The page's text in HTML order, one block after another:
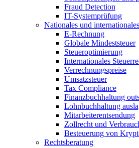
Fraud Detection
IT-Systemprüfung
Nationales und
E-Rechnung
Globale Mindeststeuer
Steueroptimierung
Internationales
Verrechnungspreise
Umsatzsteuer
Tax Compliance
Finanzbuchhaltung
Lohnbuchhaltung
Mitarbeiterentsendung
Zollrecht und
Besteuerung von
Rechtsberatung